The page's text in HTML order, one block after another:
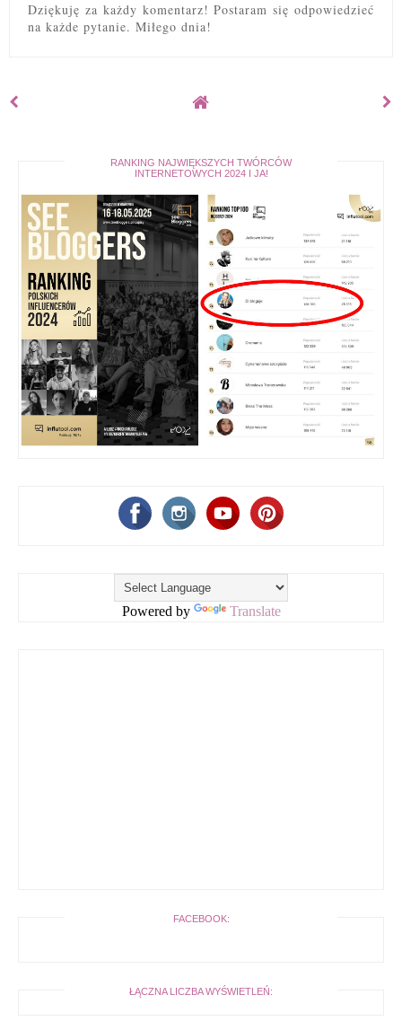
Dziękuję za każdy komentarz! Postaram się odpowiedzieć
na każde pytanie. Miłego dnia!
RANKING NAJWIĘKSZYCH TWÓRCÓW
INTERNETOWYCH 2024 I JA!
Powered by Translate
FACEBOOK:
ŁĄCZNA LICZBA WYŚWIETLEŃ: